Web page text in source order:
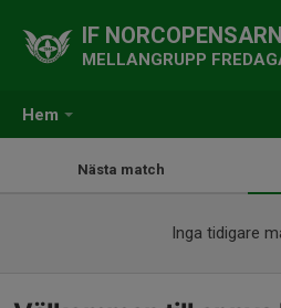
Hem
IF
MELLANGRUPP
Nästa match
Inga tidigare